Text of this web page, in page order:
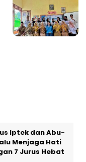
Iptek dan Abu-
Menjaga Hati
7 Jurus Hebat